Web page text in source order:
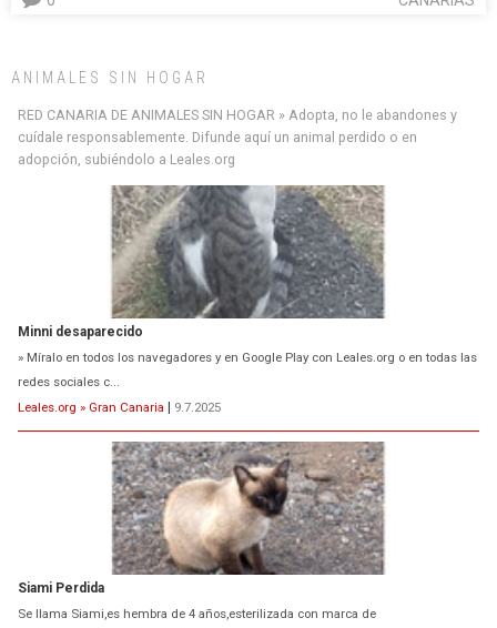
ANIMALES SIN HOGAR
RED CANARIA DE ANIMALES SIN HOGAR » Adopta, no le abandones y
cuídale responsablemente. Difunde aquí un animal perdido o en
adopción, subiéndolo a Leales.org
Minni desaparecido
» Míralo en todos los navegadores y en Google Play con Leales.org o en todas las
redes sociales c...
Leales.org » Gran Canaria | 9.7.2025
Siami Perdida
Se llama Siami,es hembra de 4 años,esterilizada con marca de
oreja,cariñosa,mimosa pero miedosa,e...
Leales.org » Gran Canaria | 9.7.2025